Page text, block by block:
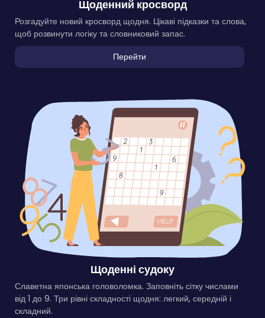
Щоденний кросворд
Розгадуйте новий кросворд щодня. Цікаві підказки та слова,
щоб розвинути логіку та словниковий запас.
Перейти
Щоденні судоку
Славетна японська головоломка. Заповніть сітку числами
від 1 до 9. Три рівні складності щодня: легкий, середній і
складний.